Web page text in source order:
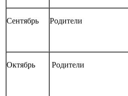
Сентябрь Родители
Октябрь Родители